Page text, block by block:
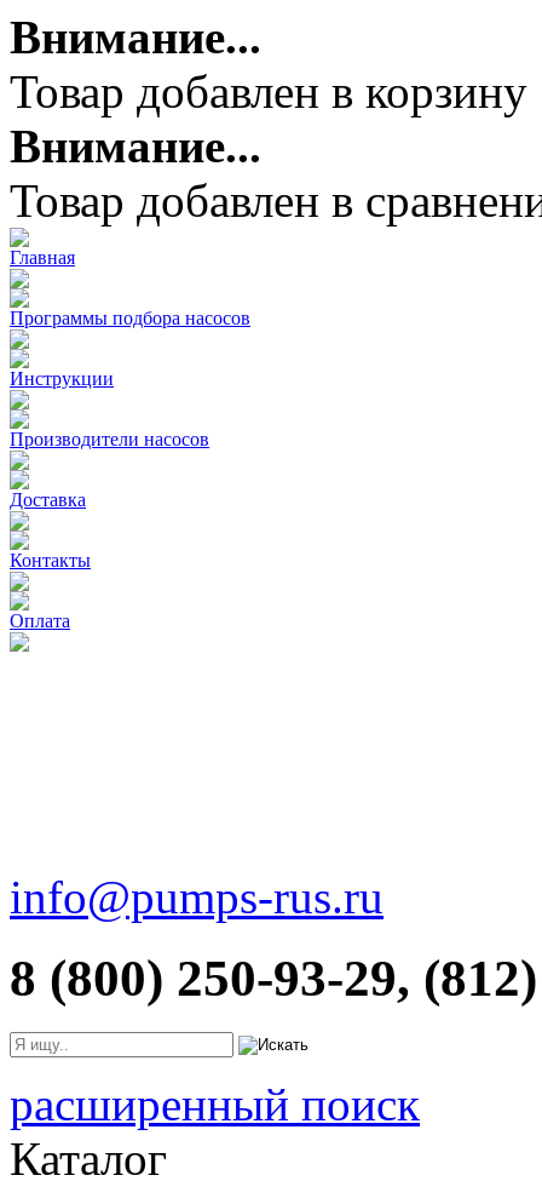
Внимание...
Товар добавлен в корзину
Внимание...
Товар добавлен в
Главная
Программы подбора насосов
Инструкции
Производители насосов
Доставка
Контакты
Оплата
info@pumps-rus.ru
8 (800) 250-93-29,
расширенный поиск
Каталог